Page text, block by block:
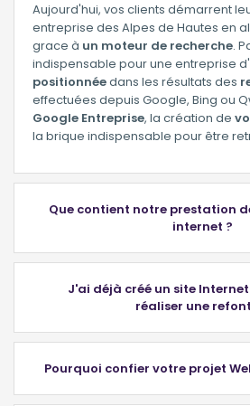
Aujourd'hui, vos clients démarrent
entreprise des Alpes de Hautes en
grace à un moteur de recherche.
indispensable pour une entreprise
positionnéedans les résultats des
effectuées depuis Google, Bing ou
Google Entreprise, la création de
la brique indispensable pour être
Que contient notre prestation
internet ?
J'ai déjà créé un site
réaliser une
Pourquoi confier votre projet